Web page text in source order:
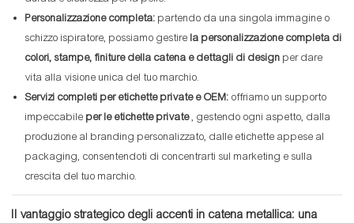
Personalizzazione completa: partendo da una singola immagine o
schizzo ispiratore, possiamo gestire la personalizzazione completa di
colori, stampe, finiture della catena e dettagli di design per dare
vita alla visione unica del tuo marchio.
Servizi completi per etichette private e OEM: offriamo un supporto
impeccabile per le etichette private, gestendo ogni aspetto, dalla
produzione al branding personalizzato, dalle etichette appese al
packaging, consentendoti di concentrarti sul marketing e sulla
crescita del tuo marchio.
Il vantaggio strategico degli accenti in catena metallica: una